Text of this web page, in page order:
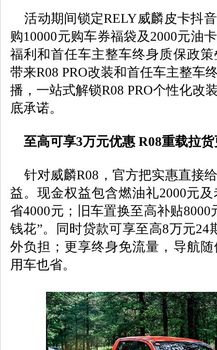
活动期间锁定RELY威麟皮卡抖
购10000元购车券福袋及 2000元油
福利和首任车主整车终身质保政
带来R08 PRO改装和首任车主整车
播，一站式解锁R08 PRO个性化改
底承诺。
至高可享3万元优惠R08重载拉
针对威麟R08 ，官方把实惠直接
益。现金权益包含燃油礼2000元
省4000元；旧车置换至高补贴8000
钱花”。同时贷款可享至高8万元24
外负担；更享终身免流量，导航
用车也省。